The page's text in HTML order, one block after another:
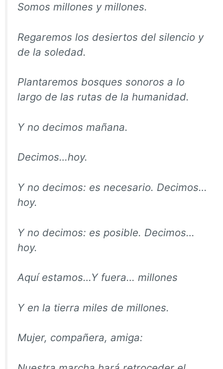
Somos millones y millones.
Regaremos los desiertos del silencio y
de la soledad.
Plantaremos bosques sonoros a lo
largo de las rutas de la humanidad.
Y no decimos mañana.
Decimos…hoy.
Y no decimos: es necesario. Decimos…
hoy.
Y no decimos: es posible. Decimos…
hoy.
Aquí estamos…Y fuera… millones
Y en la tierra miles de millones.
Mujer, compañera, amiga: